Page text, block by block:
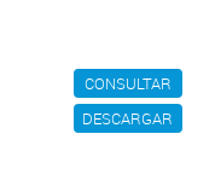
CONSULTAR
DESCARGAR